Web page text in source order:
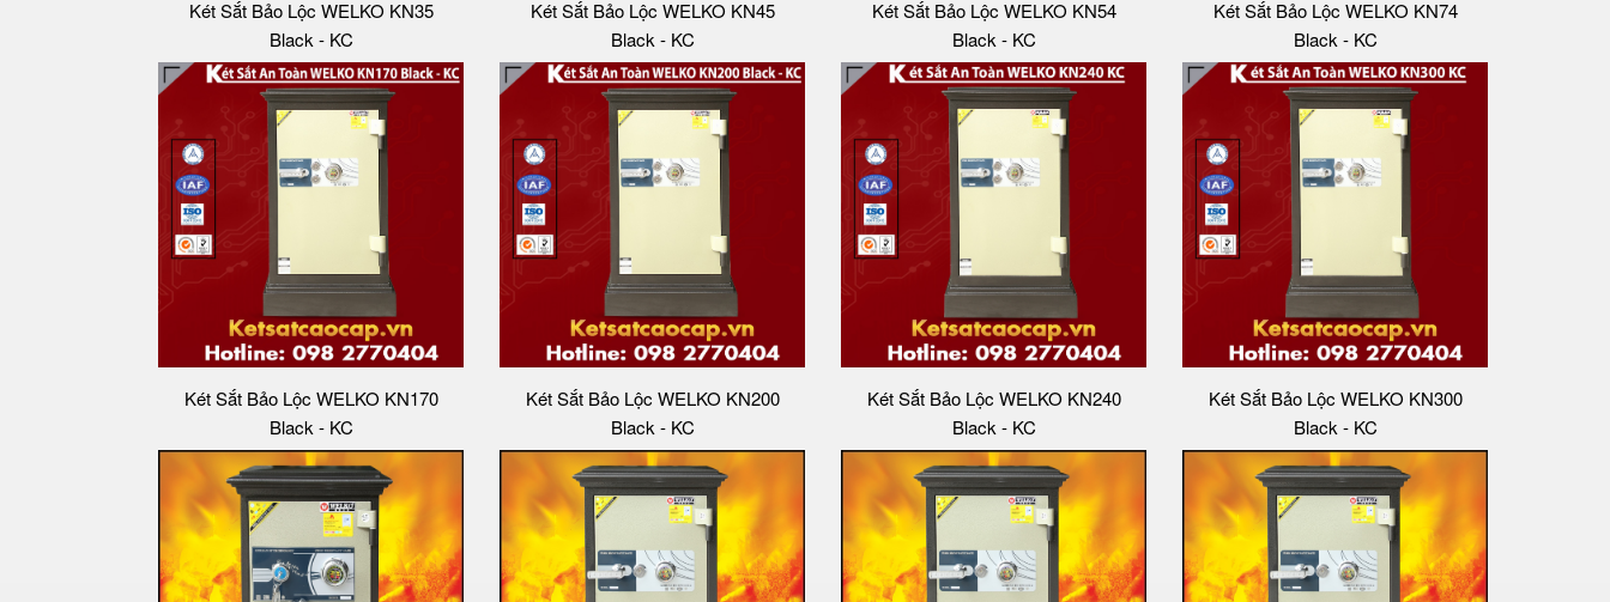
Két Sắt Bảo Lộc WELKO KN35
Black - KC
Két Sắt Bảo Lộc WELKO KN45
Black - KC
Két Sắt Bảo Lộc WELKO KN54
Black - KC
Két Sắt Bảo Lộc WELKO KN74
Black - KC
Két Sắt Bảo Lộc WELKO KN170
Black - KC
Két Sắt Bảo Lộc WELKO KN200
Black - KC
Két Sắt Bảo Lộc WELKO KN240
Black - KC
Két Sắt Bảo Lộc WELKO KN300
Black - KC